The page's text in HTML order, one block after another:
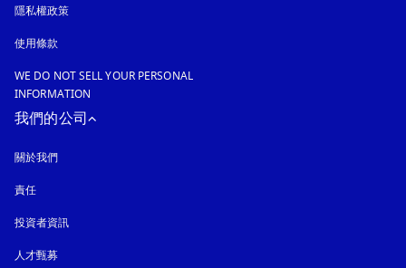
隱私權政策
使用條款
WE DO NOT SELL YOUR PERSONAL
INFORMATION
我們的公司
關於我們
責任
投資者資訊
人才甄募